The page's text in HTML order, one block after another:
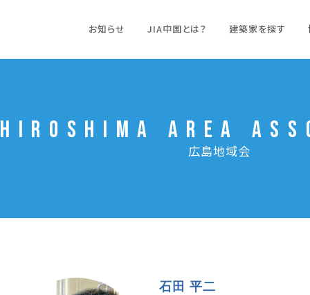
お知らせ JIA中国とは？ 建築家を探す
Hiroshima Area
広島地域会
石田 平二